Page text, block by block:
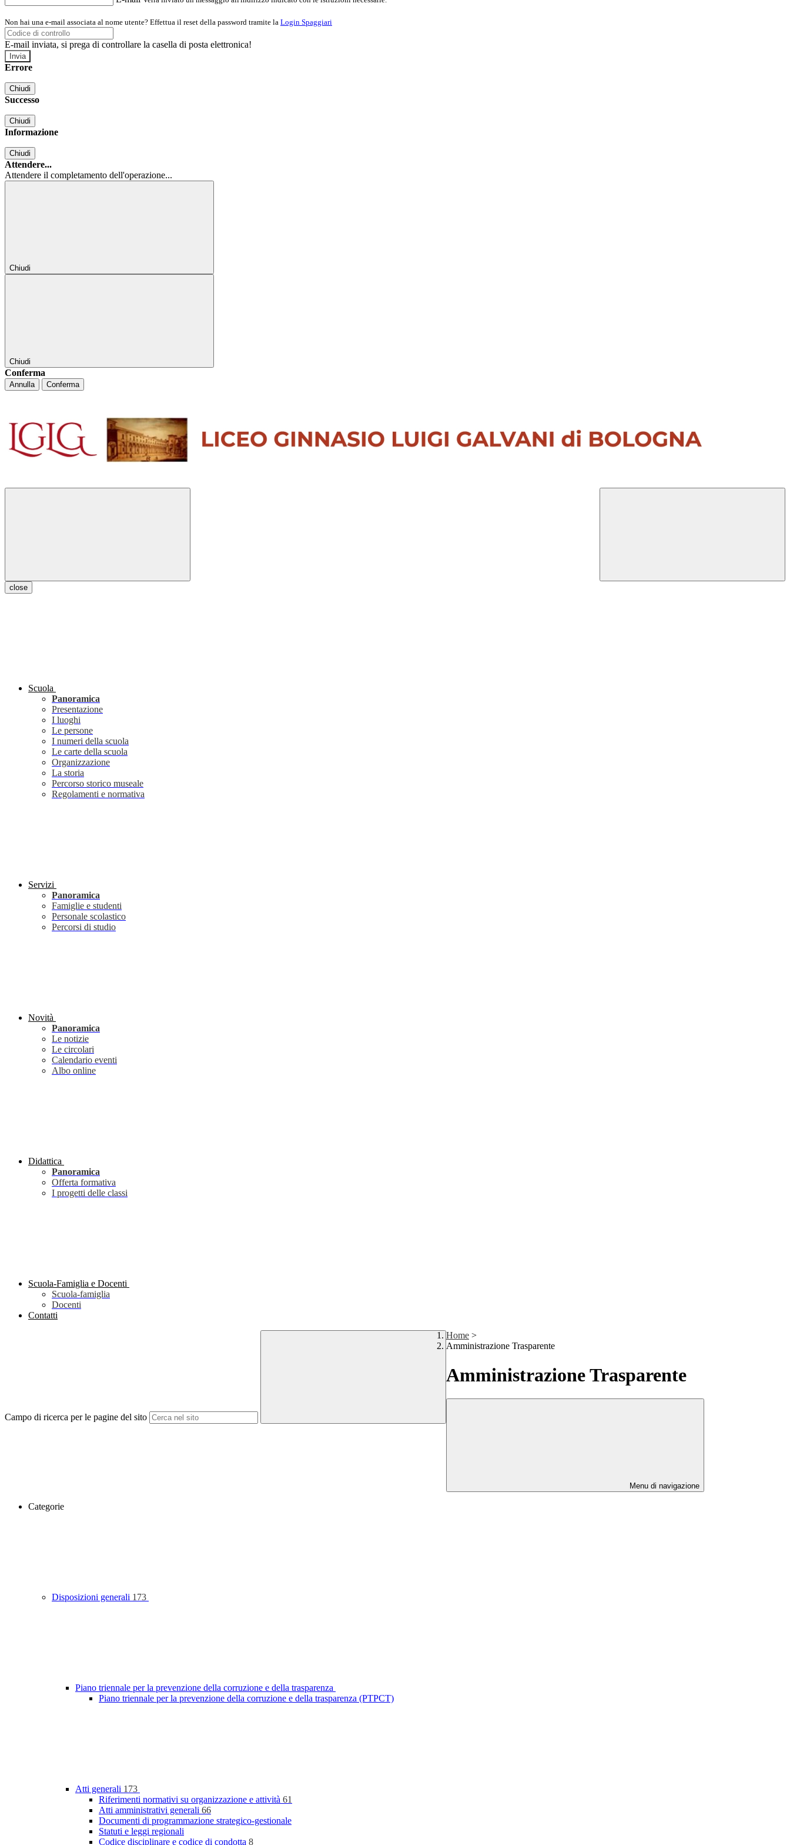
Non hai una e-mail associata al nome utente? Effettua il reset della password tramite la Login Spaggiari
E-mail inviata, si prega di controllare la casella di posta elettronica!
Errore
Chiudi
Successo
Chiudi
Informazione
Chiudi
Attendere...
Attendere il completamento dell'operazione...
Chiudi
Chiudi
Conferma
Annulla Conferma
close
Scuola
Panoramica
Presentazione
I luoghi
Le persone
I numeri della scuola
Le carte della scuola
Organizzazione
La storia
Percorso storico museale
Regolamenti e normativa
Servizi
Panoramica
Famiglie e studenti
Personale scolastico
Percorsi di studio
Novità
Panoramica
Le notizie
Le circolari
Calendario eventi
Albo online
Didattica
Panoramica
Offerta formativa
I progetti delle classi
Scuola-Famiglia e Docenti
Scuola-famiglia
Docenti
Contatti
Campo di ricerca per le pagine del sito
Home >
Amministrazione Trasparente
Amministrazione Trasparente
Menu di navigazione
Categorie
Disposizioni generali 173
Piano triennale per la prevenzione della corruzione e della trasparenza
Piano triennale per la prevenzione della corruzione e della trasparenza (PTPCT)
Atti generali 173
Riferimenti normativi su organizzazione e attività 61
Atti amministrativi generali 66
Documenti di programmazione strategico-gestionale
Statuti e leggi regionali
Codice disciplinare e codice di condotta 8